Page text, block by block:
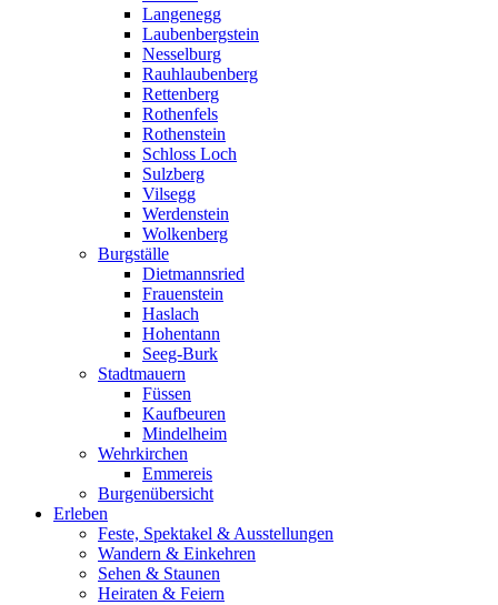
Langenegg
Laubenbergstein
Nesselburg
Rauhlaubenberg
Rettenberg
Rothenfels
Rothenstein
Schloss Loch
Sulzberg
Vilsegg
Werdenstein
Wolkenberg
Burgställe
Dietmannsried
Frauenstein
Haslach
Hohentann
Seeg-Burk
Stadtmauern
Füssen
Kaufbeuren
Mindelheim
Wehrkirchen
Emmereis
Burgenübersicht
Erleben
Feste, Spektakel & Ausstellungen
Wandern & Einkehren
Sehen & Staunen
Heiraten & Feiern